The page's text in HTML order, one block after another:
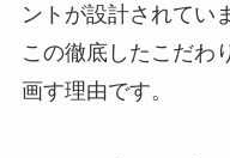
ントが設計されてい
この徹底したこだわ
画す理由です。